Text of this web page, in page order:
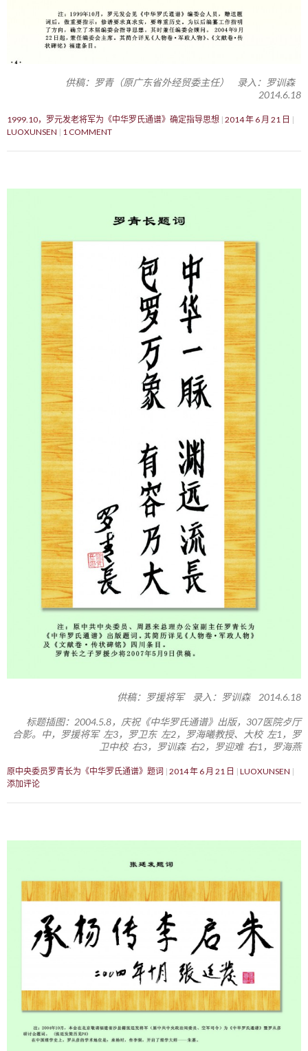
供稿：罗青（原广东省外经贸委主任） 录入：罗训森
2014.6.18
1999.10，罗元发老将军为《中华罗氏通谱》确定指导思想 2014 年 6 月 21 日
LUOXUNSEN
1 COMMENT
供稿：罗援将军 录入：罗训森 2014.6.18
标题插图：2004.5.8，庆祝《中华罗氏通谱》出版，307医院歺厅
合影。中，罗援将军 左3，罗卫东 左2，罗海曦教授、大校 左1，罗
卫中校 右3，罗训森 右2，罗迎难 右1，罗海燕
原中央委员罗青长为《中华罗氏通谱》题词 2014 年 6 月 21 日
LUOXUNSEN
添加评论